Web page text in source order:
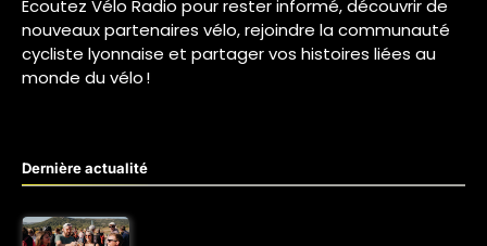
Écoutez Vélo Radio pour rester informé, découvrir de
nouveaux partenaires vélo, rejoindre la communauté
cycliste lyonnaise et partager vos histoires liées au
monde du vélo !
Dernière actualité